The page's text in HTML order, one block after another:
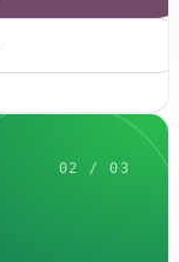
02 / 03